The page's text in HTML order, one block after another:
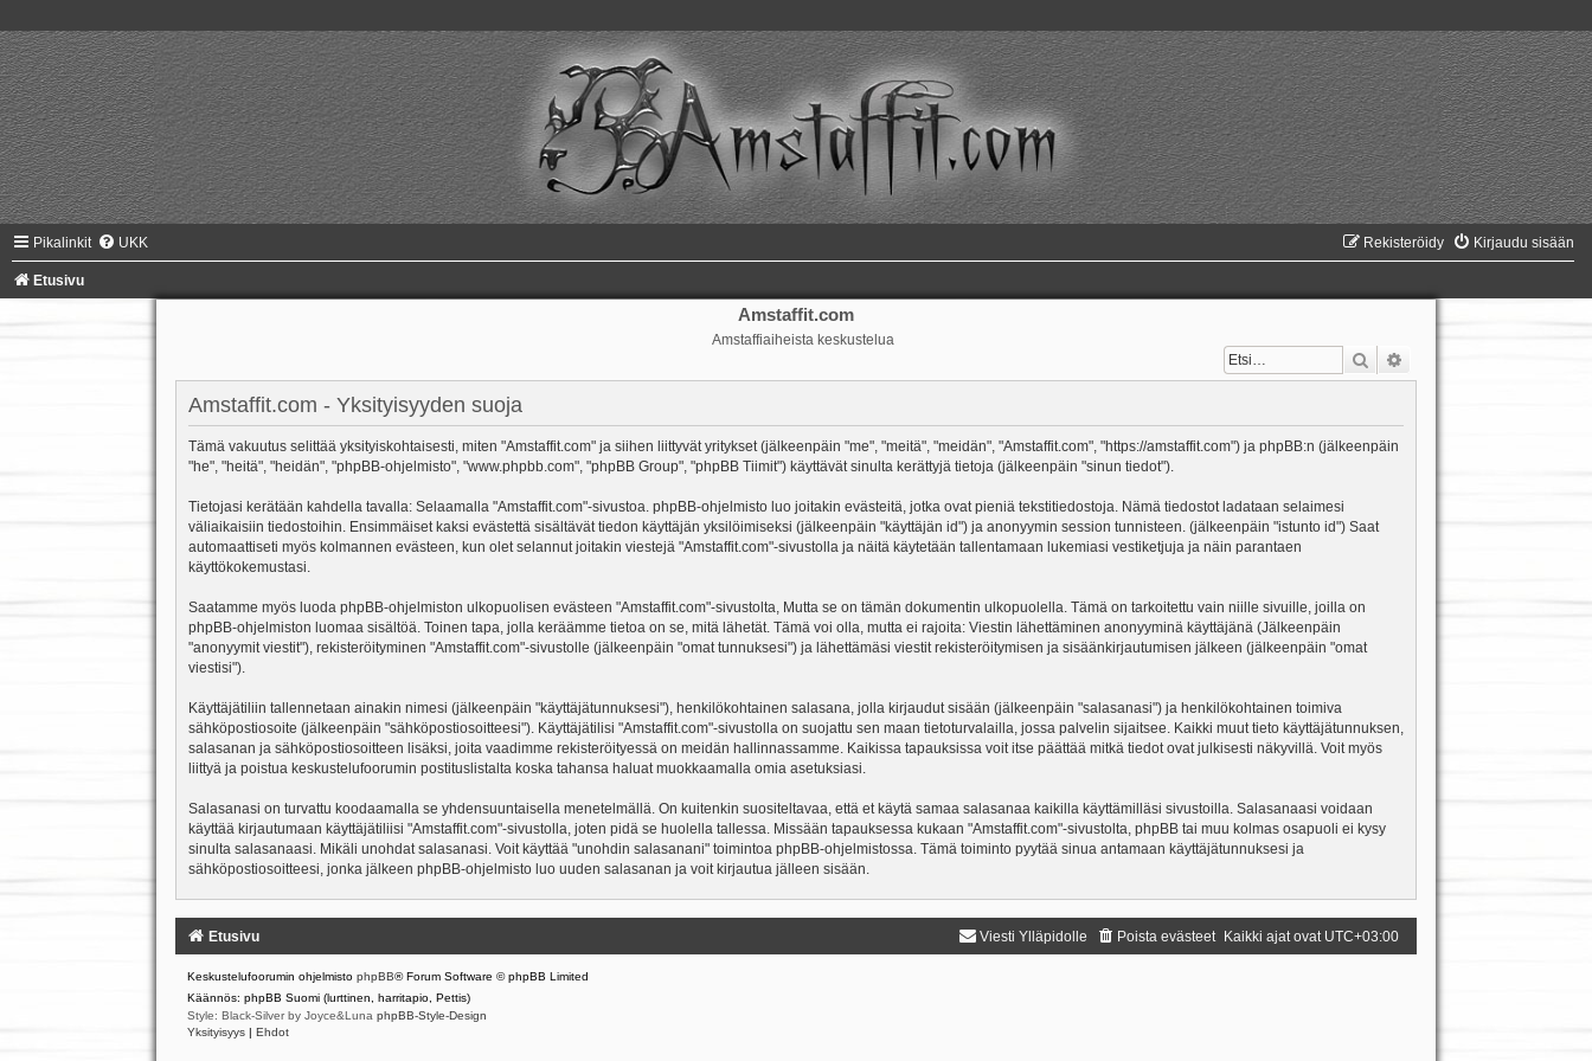
Pikalinkit UKK Kirjaudu sisään
Rekisteröidy
Etusivu
Amstaffit.com
Amstaffiaiheista keskustelua
Etsi
Amstaffit.com - Yksityisyyden suoja
Tämä vakuutus selittää yksityiskohtaisesti, miten "Amstaffit.com" ja siihen liittyvät yritykset (jälkeenpäin "me", "meitä", "meidän", "Amstaffit.com", "https://amstaffit.com") ja phpBB:n (jälkeenpäin
"he", "heitä", "heidän", "phpBB-ohjelmisto", "www.phpbb.com", "phpBB Group", "phpBB Tiimit") käyttävät sinulta kerättyjä tietoja (jälkeenpäin "sinun tiedot").
Tietojasi kerätään kahdella tavalla: Selaamalla "Amstaffit.com"-sivustoa. phpBB-ohjelmisto luo joitakin evästeitä, jotka ovat pieniä tekstitiedostoja. Nämä tiedostot ladataan selaimesi
väliaikaisiin tiedostoihin. Ensimmäiset kaksi evästettä sisältävät tiedon käyttäjän yksilöimiseksi (jälkeenpäin "käyttäjän id") ja anonyymin session tunnisteen. (jälkeenpäin "istunto id") Saat
automaattiseti myös kolmannen evästeen, kun olet selannut joitakin viestejä "Amstaffit.com"-sivustolla ja näitä käytetään tallentamaan lukemiasi vestiketjuja ja näin parantaen
käyttökokemustasi.
Saatamme myös luoda phpBB-ohjelmiston ulkopuolisen evästeen "Amstaffit.com"-sivustolta, Mutta se on tämän dokumentin ulkopuolella. Tämä on tarkoitettu vain niille sivuille, joilla on
phpBB-ohjelmiston luomaa sisältöä. Toinen tapa, jolla keräämme tietoa on se, mitä lähetät. Tämä voi olla, mutta ei rajoita: Viestin lähettäminen anonyyminä käyttäjänä (Jälkeenpäin
"anonyymit viestit"), rekisteröityminen "Amstaffit.com"-sivustolle (jälkeenpäin "omat tunnuksesi") ja lähettämäsi viestit rekisteröitymisen ja sisäänkirjautumisen jälkeen (jälkeenpäin "omat
viestisi").
Käyttäjätiliin tallennetaan ainakin nimesi (jälkeenpäin "käyttäjätunnuksesi"), henkilökohtainen salasana, jolla kirjaudut sisään (jälkeenpäin "salasanasi") ja henkilökohtainen toimiva
sähköpostiosoite (jälkeenpäin "sähköpostiosoitteesi"). Käyttäjätilisi "Amstaffit.com"-sivustolla on suojattu sen maan tietoturvalailla, jossa palvelin sijaitsee. Kaikki muut tieto käyttäjätunnuksen,
salasanan ja sähköpostiosoitteen lisäksi, joita vaadimme rekisteröityessä on meidän hallinnassamme. Kaikissa tapauksissa voit itse päättää mitkä tiedot ovat julkisesti näkyvillä. Voit myös
liittyä ja poistua keskustelufoorumin postituslistalta koska tahansa haluat muokkaamalla omia asetuksiasi.
Salasanasi on turvattu koodaamalla se yhdensuuntaisella menetelmällä. On kuitenkin suositeltavaa, että et käytä samaa salasanaa kaikilla käyttämilläsi sivustoilla. Salasanaasi voidaan
käyttää kirjautumaan käyttäjätiliisi "Amstaffit.com"-sivustolla, joten pidä se huolella tallessa. Missään tapauksessa kukaan "Amstaffit.com"-sivustolta, phpBB tai muu kolmas osapuoli ei kysy
sinulta salasanaasi. Mikäli unohdat salasanasi. Voit käyttää "unohdin salasanani" toimintoa phpBB-ohjelmistossa. Tämä toiminto pyytää sinua antamaan käyttäjätunnuksesi ja
sähköpostiosoitteesi, jonka jälkeen phpBB-ohjelmisto luo uuden salasanan ja voit kirjautua jälleen sisään.
Etusivu Kaikki ajat ovat UTC+03:00
Poista evästeet
Viesti Ylläpidolle
Keskustelufoorumin ohjelmisto phpBB® Forum Software © phpBB Limited
Käännös: phpBB Suomi (lurttinen, harritapio, Pettis)
Style: Black-Silver by Joyce&Luna phpBB-Style-Design
Yksityisyys | Ehdot